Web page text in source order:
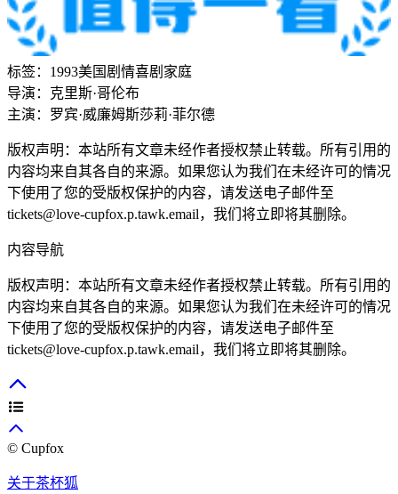
标签： 1993美国 剧情喜剧 家庭
导演： 克里斯·哥伦布
主演： 罗宾·威廉姆斯莎莉·菲尔德
版权声明：本站所有文章未经作者授权禁止转载。所有引用的
内容均来自其各自的来源。如果您认为我们在未经许可的情况
下使用了您的受版权保护的内容，请发送电子邮件至
tickets@love-cupfox.p.tawk.email，我们将立即将其删除。
内容导航
版权声明：本站所有文章未经作者授权禁止转载。所有引用的
内容均来自其各自的来源。如果您认为我们在未经许可的情况
下使用了您的受版权保护的内容，请发送电子邮件至
tickets@love-cupfox.p.tawk.email，我们将立即将其删除。
© Cupfox
关于茶杯狐